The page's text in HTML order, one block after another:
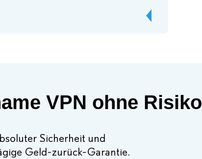
VPN ohne Risiko
Sicherheit und
Geld-zurück-Garantie.